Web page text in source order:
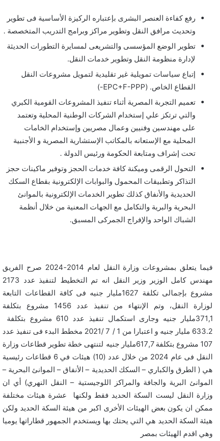
رفع كفاءة العنصر البشرى بإعتباره الركيزة الأساسية فى تطوير
وتحديث مرافق النقل وتطوير مراكز وبرامج التدريب المتخصصة .
تطوير الوضع المؤسسى والتشريعى لمسايرة التطورات الحديثة
لإدارة منظومة النقل وتطوير خدمات النقل.
إتباع سياسات تمويلية غير تقليدية لتمويل مشروعات النقل
القطاع الخاص. (EPC+F-PPP-)
تعميم التجربة المصرية أثناء تنفيذ المشروعات القومية الكبري
والتي ترتكز علي إستخدام الشركات الوطنية المحلية وتعتمد
على مهندسين وفنيين وعمال مصريين وإستخدام الخامات
المحلية مع الإستعانه بالمكاتب الإستشارية المصرية و الأجنبية
تحت إشراف ومتابعة الحكومة ورئيس الدولة .
التحول الرقمى وميكنة كافة خدمات الحجز وتوفير ماكينات حجز
التذاكر وتطبيقات المحمول والبوابات الإلكترونية بقطاع السكك
الحديدية والأنفاق كذلك تطوير الخدمات الإلكترونية بالموانئ
البحرية والبرية والتكامل مع الجهات المعنية من خلال أنظمة
الشباك الواحد والإفراج الجمركى المسبق.
فيما يتعلق بمشروعات وزارة النقل لعام 2014-2024 صرح الفريق
مهندس كامل الوزير وزير النقل انه تم التخطيط لتنفيذ عدد 2173
مشروع بإجمالى تكلفة 1627مليار جنيه فى كافة القطاعات التابعة
لوزارة النقل، وتم الإنتهاء من تنفيذ عدد 1456 مشروع بتكلفة
371,1مليار جنيه وجارى استكمال تنفيذ عدد 610 مشروع بتكلفة
633.2 مليار جنيه و اعتبارا من 1 / 7 /2021 مخطط البدء فى تنفيذ عدد
107 مشروع بتكلفة 617,7مليار جنيه لتنتهى خطة تطوير قطاعات وزارة
النقل فى عام 2024 من خلال عدد (10) هيئات في 6 قطاعات رئيسية
هي ( الطرق والكباري – السكك الحديدية – الأنفاق – الموانئ البحرية –
الموانئ البرية والجافة والمراكز اللوجيستية – النقل النهري) أي ان
وزارة النقل ليست السكة الحديد فقط ولكنها عشرة هيئات مختلفة
ممكن ان يكون بعض الهيئات الأخرى اكبر من هيئة السكة الحديد ولكن
هيئة السكة الحديد هي التي يحتك بها ويستخدم الجمهور قطاراتها يوميا
وهي اقدم الهيئات بمصر